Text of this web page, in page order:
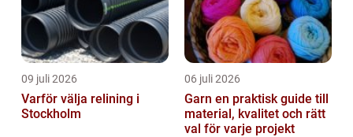
09 juli 2026
Varför välja relining i
Stockholm
06 juli 2026
Garn en praktisk guide till
material, kvalitet och rätt
val för varje projekt